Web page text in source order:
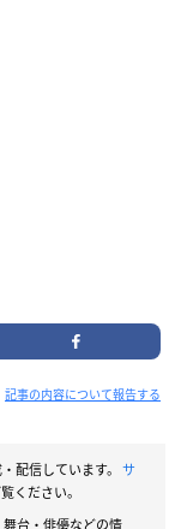
記事の内容について報告する
配信しています。 サ
ください。